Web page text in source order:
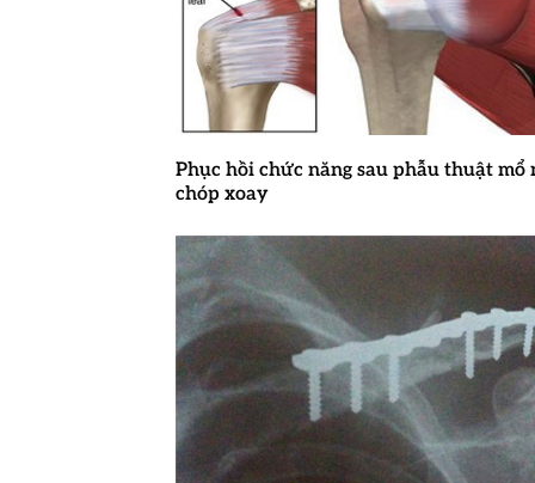
Phục hồi chức năng sau phẫu thuật mổ
chóp xoay